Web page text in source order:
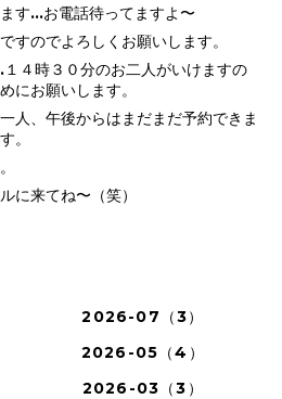
す…お電話待ってますよ〜
すのでよろしくお願いします。
４時３０分のお二人がいけますの
にお願いします。
人、午後からはまだまだ予約できま
。
に来てね〜（笑）
2026-07（3）
2026-05（4）
2026-03（3）